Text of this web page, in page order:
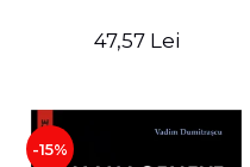
47,57 Lei
-15%